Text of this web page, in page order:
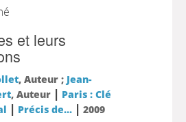
et leurs
, Auteur ; Jean-
, Auteur | Paris : Clé
| Précis de...| 2009